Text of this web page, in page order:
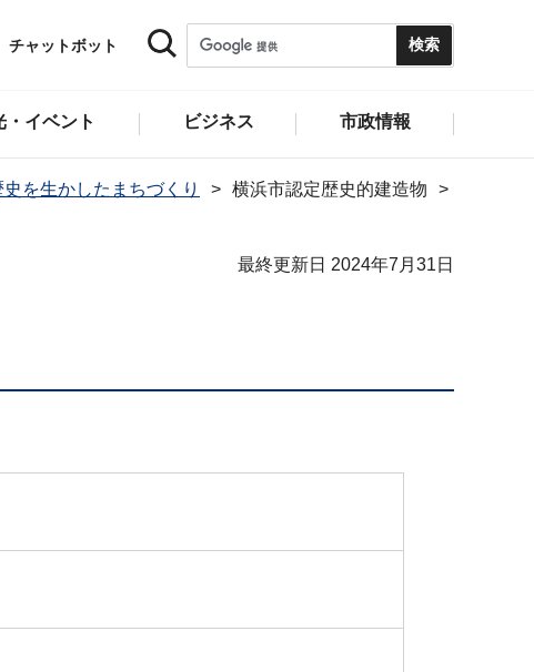
チャットボット
・イベント ビジネス 市政情報
史を生かしたまちづくり
横浜市認定歴史的建造物
最終更新日 2024年7月31日